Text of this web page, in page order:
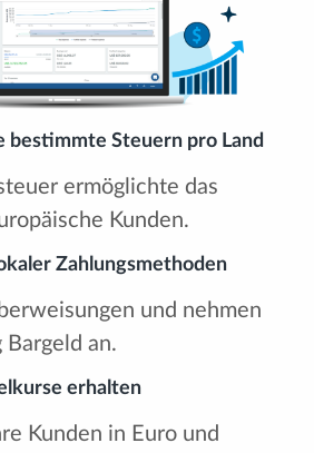
bestimmte Steuern pro Land
ermöglichte das
Kunden.
Zahlungsmethoden
und nehmen
Bargeld an.
erhalten
Kunden in Euro und